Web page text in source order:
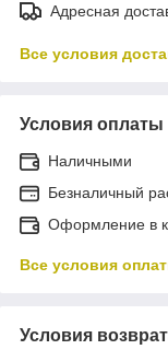
Адресная
Все условия
Условия оплаты
Наличными
Безналичный
Оформление в
Все условия
Условия